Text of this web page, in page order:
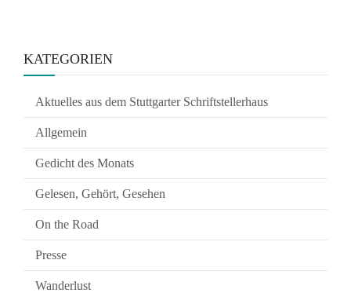
KATEGORIEN
Aktuelles aus dem Stuttgarter Schriftstellerhaus
Allgemein
Gedicht des Monats
Gelesen, Gehört, Gesehen
On the Road
Presse
Wanderlust